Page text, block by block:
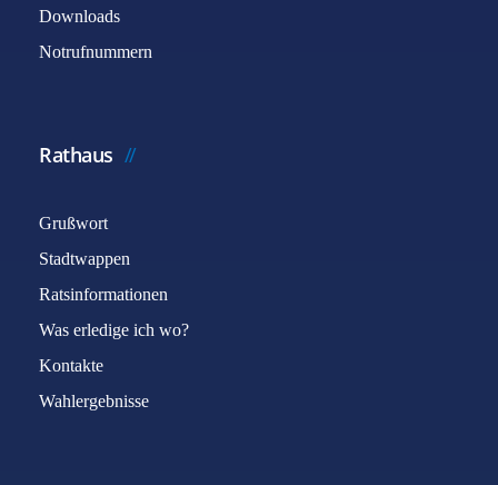
Downloads
Notrufnummern
Rathaus
Grußwort
Stadtwappen
Ratsinformationen
Was erledige ich wo?
Kontakte
Wahlergebnisse